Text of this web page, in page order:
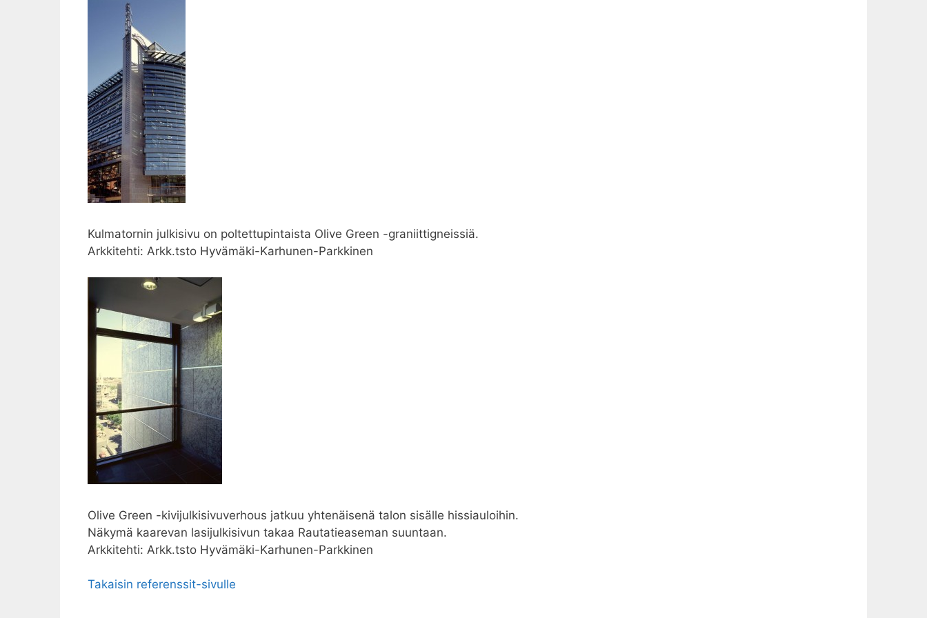
Kulmatornin julkisivu on poltettupintaista Olive Green -graniittigneissiä.
Arkkitehti: Arkk.tsto Hyvämäki-Karhunen-Parkkinen
Olive Green -kivijulkisivuverhous jatkuu yhtenäisenä talon sisälle hissiauloihin.
Näkymä kaarevan lasijulkisivun takaa Rautatieaseman suuntaan.
Arkkitehti: Arkk.tsto Hyvämäki-Karhunen-Parkkinen
Takaisin referenssit-sivulle